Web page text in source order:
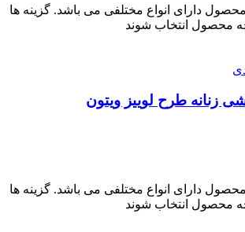
محصول دارای انواع مختلفی می باشد. گزینه ها
محصول انتخاب شوند
محصول دارای انواع مختلفی می باشد. گزینه ها
محصول انتخاب شوند